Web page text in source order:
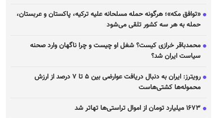
«توافق مکه»؛ هرگونه حمله مسلحانه علیه ترکیه، پاکستان و عربستان،
حمله به هر سه کشور تلقی می‌شود
محمدباقر خرازی کیست؟ شغل او چیست و چرا ناگهان وارد صحنه
سیاست ایران شد؟
رویترز: ایران به دنبال دریافت عوارضی بین ۵ تا ۷ درصد از ارزش
محموله‌ها کشتی‌هاست
۱۶۷۳ میلیارد تومان از اموال تراستی‌ها تهاتر شد